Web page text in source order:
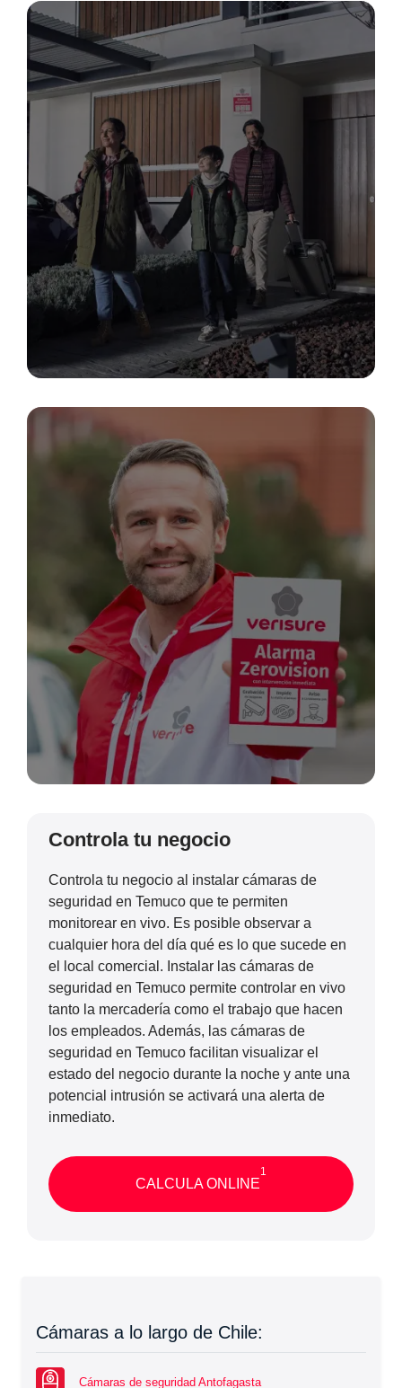
Controla tu negocio
Controla tu negocio al instalar cámaras de
seguridad en Temuco que te permiten
monitorear en vivo. Es posible observar a
cualquier hora del día qué es lo que sucede en
el local comercial. Instalar las cámaras de
seguridad en Temuco permite controlar en vivo
tanto la mercadería como el trabajo que hacen
los empleados. Además, las cámaras de
seguridad en Temuco facilitan visualizar el
estado del negocio durante la noche y ante una
potencial intrusión se activará una alerta de
inmediato.
CALCULA ONLINE
1
Cámaras a lo largo de Chile:
Cámaras de seguridad Antofagasta